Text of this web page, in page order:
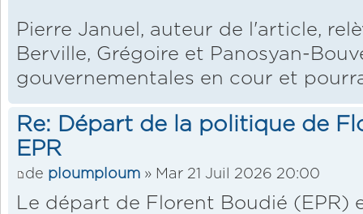
Pierre Januel, auteur de l'article,
Berville, Grégoire et Panosyan-
gouvernementales en cour et
Re: Départ de la politique de
EPR
de ploumploum » Mar 21 Juil 2026 20:00
Le départ de Florent Boudié (EPR)